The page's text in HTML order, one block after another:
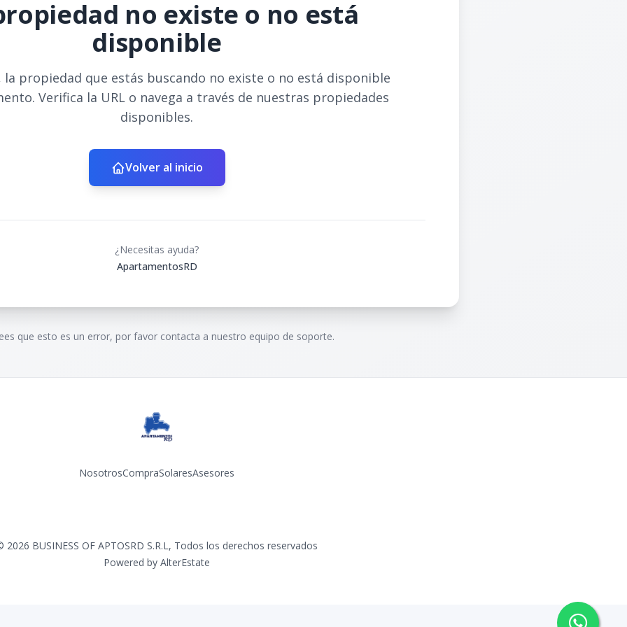
no existe o no está
disponible
propiedad que estás buscando no existe o no está disponible
Verifica la URL o navega a través de nuestras propiedades
disponibles.
Volver al inicio
¿Necesitas ayuda?
ApartamentosRD
que esto es un error, por favor contacta a nuestro equipo de soporte.
NosotrosCompraSolaresAsesores
2026 BUSINESS OF APTOSRD S.R.L, Todos los derechos reservados
Powered by AlterEstate